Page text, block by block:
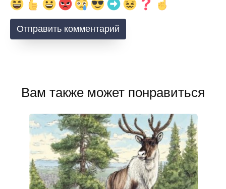
Вам также может понравиться